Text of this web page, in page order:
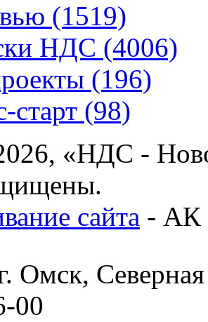
(1519)
НДС (4006)
(196)
старт (98)
«НДС -
сайта - АК
Омск,
00